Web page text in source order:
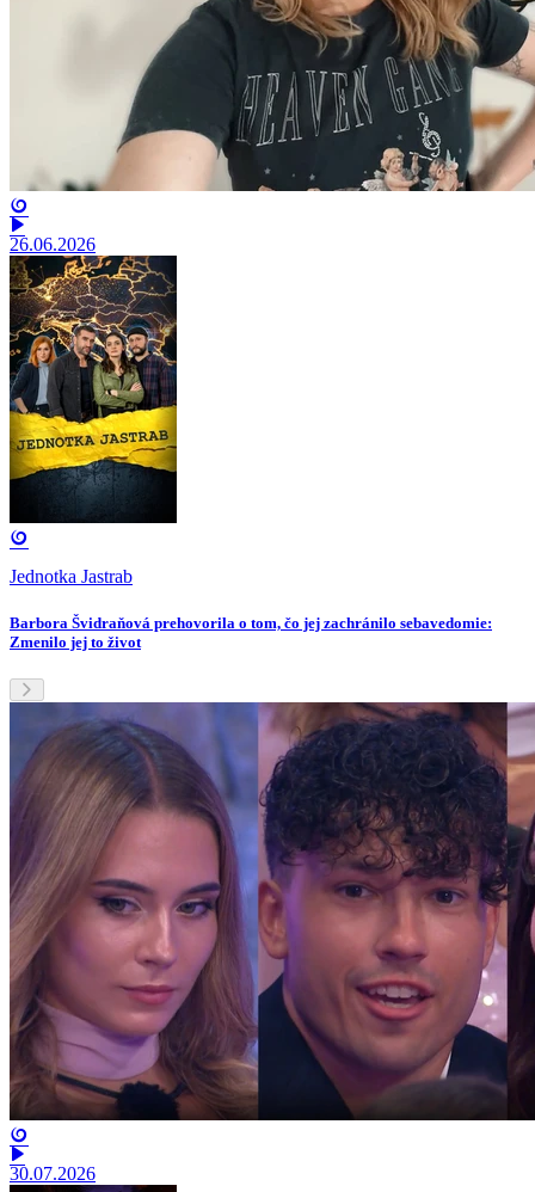
26.06.2026
Jednotka Jastrab
Barbora Švidraňová prehovorila o tom, čo jej zachránilo sebavedomie:
Zmenilo jej to život
30.07.2026